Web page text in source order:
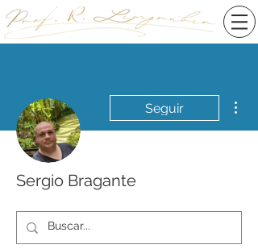
Seguir
Sergio Bragante